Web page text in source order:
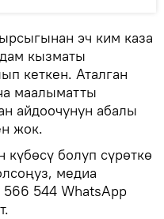
эч ким каза
кызматы
кеткен. Аталган
маалыматты
айдоочунун абалы
жок.
болуп сүрөткө
медиа
544 WhatsApp